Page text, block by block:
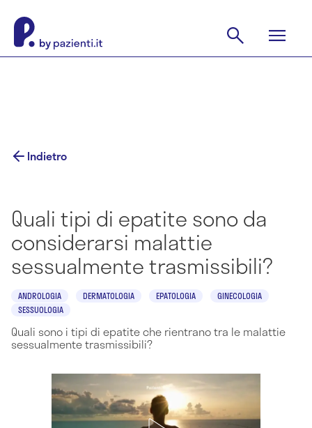
Indietro
Quali tipi di epatite sono da
considerarsi malattie
sessualmente trasmissibili?
ANDROLOGIA DERMATOLOGIA EPATOLOGIA
GINECOLOGIA
SESSUOLOGIA
Quali sono i tipi di epatite che rientrano tra le malattie
sessualmente trasmissibili?